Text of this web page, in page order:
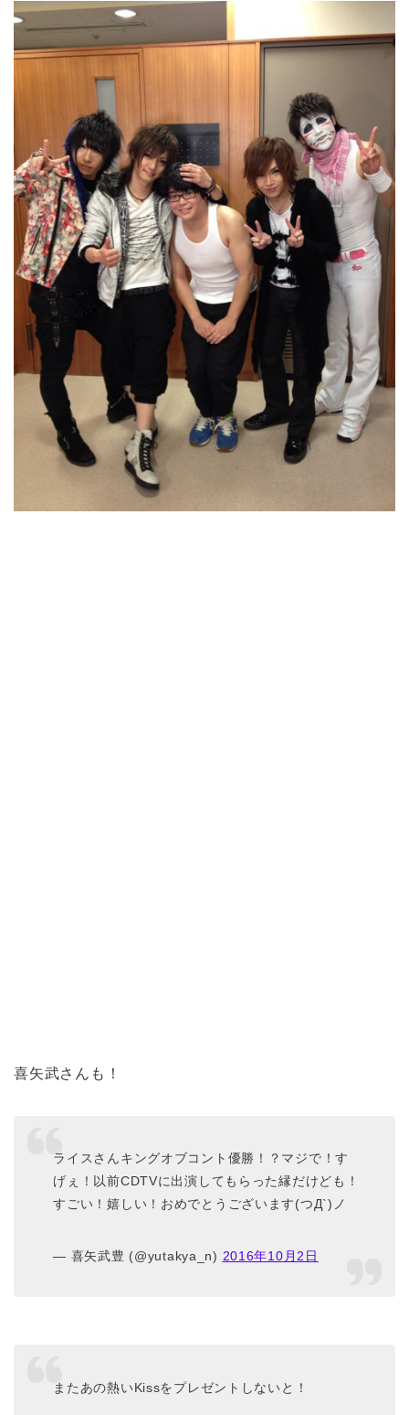
喜矢武さんも！
ライスさんキングオブコント優勝！？マジで！す
げぇ！以前CDTVに出演してもらった縁だけども！
すごい！嬉しい！おめでとうございます(つД`)ノ
— 喜矢武豊 (@yutakya_n) 2016年10月2日
またあの熱いKissをプレゼントしないと！